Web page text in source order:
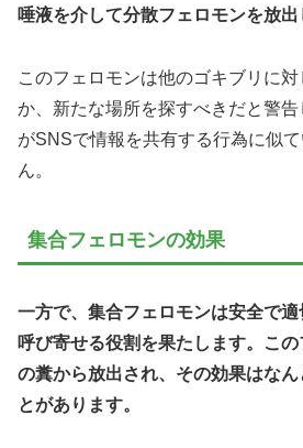
唾液を介して分散フェロモンを放出
このフェロモンは他のゴキブリに
か、新たな場所を探すべきだと警
がSNSで情報を共有する行為に似
ん。
集合フェロモンの効果
一方で、集合フェロモンは安全で
呼び寄せる役割を果たします。こ
の糞から放出され、その効果はなん
とがあります。